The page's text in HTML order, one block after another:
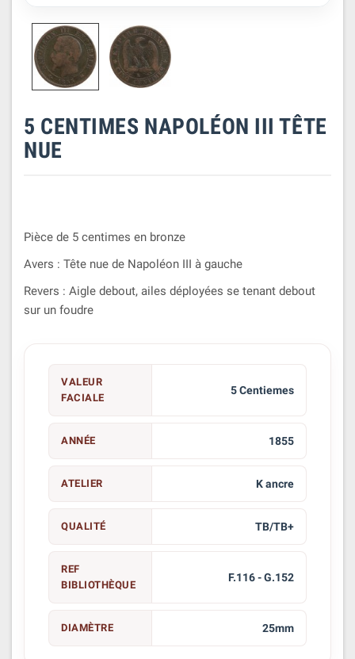
5 CENTIMES NAPOLÉON III TÊTE
NUE
Pièce de 5 centimes en bronze
Avers : Tête nue de Napoléon III à gauche
Revers : Aigle debout, ailes déployées se tenant debout
sur un foudre
VALEUR
FACIALE
5 Centiemes
ANNÉE 1855
ATELIER K ancre
QUALITÉ TB/TB+
REF
BIBLIOTHÈQUE
F.116 - G.152
DIAMÈTRE 25mm